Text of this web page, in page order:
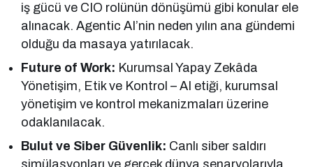
iş gücü ve CIO rolünün dönüşümü gibi konular ele
alınacak. Agentic AI’nin neden yılın ana gündemi
olduğu da masaya yatırılacak.
Future of Work: Kurumsal Yapay Zekâda
Yönetişim, Etik ve Kontrol – AI etiği, kurumsal
yönetişim ve kontrol mekanizmaları üzerine
odaklanılacak.
Bulut ve Siber Güvenlik: Canlı siber saldırı